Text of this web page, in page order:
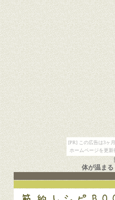
[PR] この広告は3ヶ
ホームページを更
体が温ま